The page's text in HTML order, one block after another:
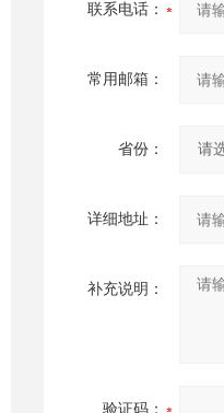
联系电话：
常用邮箱：
省份：
详细地址：
补充说明：
验证码：